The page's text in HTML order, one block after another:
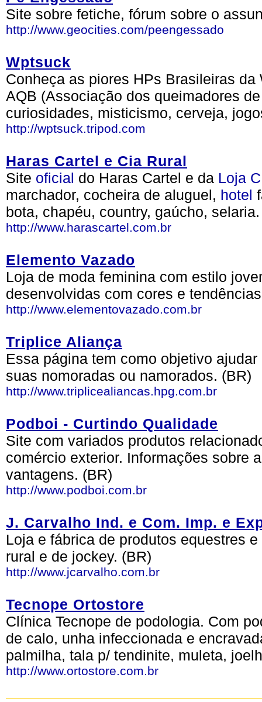
Site sobre fetiche, fórum sobre o
http://www.geocities.com/peengessado
Wptsuck
Conheça as piores HPs Brasileiras
AQB (Associação dos queimadores
curiosidades, misticismo, cerveja,
http://wptsuck.tripod.com
Haras Cartel e Cia Rural
Site oficial do Haras Cartel e da Loja
marchador, cocheira de aluguel, hotel
bota, chapéu, country, gaúcho,
http://www.harascartel.com.br
Elemento Vazado
Loja de moda feminina com estilo
desenvolvidas com cores e
http://www.elementovazado.com.br
Triplice Aliança
Essa página tem como objetivo
suas nomoradas ou namorados. (BR)
http://www.triplicealiancas.hpg.com.br
Podboi - Curtindo Qualidade
Site com variados produtos
comércio exterior. Informações sobre
vantagens. (BR)
http://www.podboi.com.br
J. Carvalho Ind. e Com. Imp. e
Loja e fábrica de produtos equestres
rural e de jockey. (BR)
http://www.jcarvalho.com.br
Tecnope Ortostore
Clínica Tecnope de podologia. Com
de calo, unha infeccionada e
palmilha, tala p/ tendinite, muleta,
http://www.ortostore.com.br